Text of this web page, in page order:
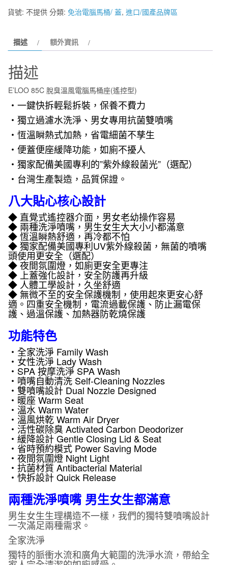
脫
風
腦
桶
座
(遙
控
型)
貨號: 不提供 分類: 免治電腦馬桶/ 蓋, 進口/國產品牌區
描述 額外資訊
描述
E’LOO 85C 脫臭溫風電腦馬桶座(遙控型)
・一鍵快拆輕鬆拆裝，保養不費力
・獨立過濾水洗淨、男女專用抗菌雙噴嘴
・恆溫瞬熱式加熱，省電細菌不孳生
・便蓋便座緩降功能，如廁不擾人
・獨家配備美國專利的”紫外線殺菌光”（選配）
・台灣生產製造，品質保證。
八大貼心核心設計
◆ 直覺式遙控器介面，男女老幼操作容易
◆ 兩種洗淨噴嘴，男生女生大大小小都滿意
◆ 恆溫瞬熱舒適，再冷都不怕
◆ 獨家配備美國專利UV紫外線殺菌，無菌的噴嘴
頭使用更安全（選配）
◆ 夜間氛圍燈，如廁更安全更專注
◆ 上蓋強化設計，安全防護再升級
◆ 人體工學設計，久坐舒適
◆ 無微不至的安全保護機制，使用起來更安心舒
適。四重安全機制，電流過載保護、防止漏電保
護、過溫保護、加熱器防乾燒保護
功能特色
・全家洗淨 Family Wash
・女性洗淨 Lady Wash
・SPA 按摩洗淨 SPA Wash
・噴嘴自動清洗 Self-Cleaning Nozzles
・雙噴嘴設計 Dual Nozzle Designed
・暖座 Warm Seat
・溫水 Warm Water
・溫風烘乾 Warm Air Dryer
・活性碳除臭 Activated Carbon Deodorizer
・緩降設計 Gentle Closing Lid & Seat
・省時預約模式 Power Saving Mode
・夜間氛圍燈 Night Light
・抗菌材質 Antibacterial Material
・快拆設計 Quick Release
兩種洗淨噴嘴 男生女生都滿意
男生女生生理構造不一樣，我們的獨特雙噴嘴設計
一次滿足兩種需求。
全家洗淨
獨特的脈衝水流和廣角大範圍的洗淨水流，帶給全